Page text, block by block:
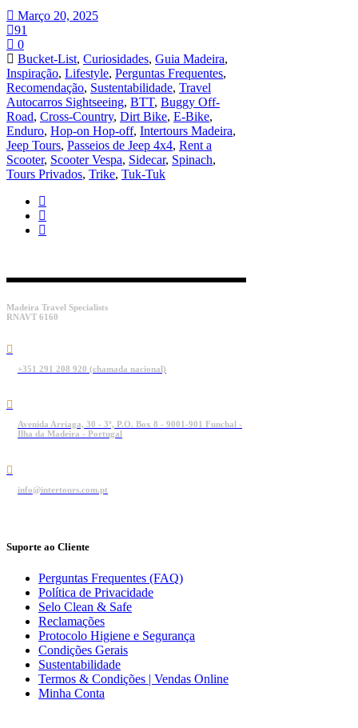
Março 20, 2025
91
0
Bucket-List, Curiosidades, Guia Madeira,
Inspiração, Lifestyle, Perguntas Frequentes,
Recomendação, Sustentabilidade, Travel
Autocarros Sightseeing, BTT, Buggy Off-
Road, Cross-Country, Dirt Bike, E-Bike,
Enduro, Hop-on Hop-off, Intertours Madeira,
Jeep Tours, Passeios de Jeep 4x4, Rent a
Scooter, Scooter Vespa, Sidecar, Spinach,
Tours Privados, Trike, Tuk-Tuk
Madeira Travel Specialists
RNAVT 6160
+351 291 208 920 (chamada nacional)
Avenida Arriaga, 30 - 3º, P.O. Box 8 - 9001-901 Funchal -
Ilha da Madeira - Portugal
info@intertours.com.pt
Suporte ao Cliente
Perguntas Frequentes (FAQ)
Política de Privacidade
Selo Clean & Safe
Reclamações
Protocolo Higiene e Segurança
Condições Gerais
Sustentabilidade
Termos & Condições | Vendas Online
Minha Conta